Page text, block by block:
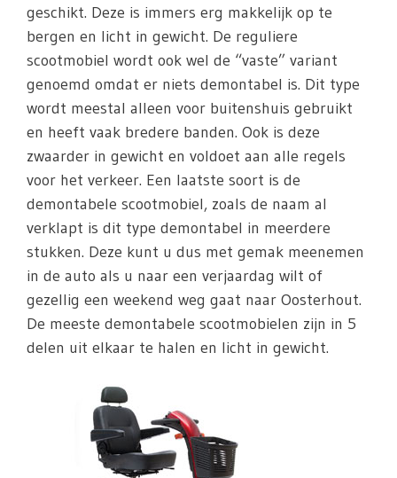
geschikt. Deze is immers erg makkelijk op te
bergen en licht in gewicht. De reguliere
scootmobiel wordt ook wel de “vaste” variant
genoemd omdat er niets demontabel is. Dit type
wordt meestal alleen voor buitenshuis gebruikt
en heeft vaak bredere banden. Ook is deze
zwaarder in gewicht en voldoet aan alle regels
voor het verkeer. Een laatste soort is de
demontabele scootmobiel, zoals de naam al
verklapt is dit type demontabel in meerdere
stukken. Deze kunt u dus met gemak meenemen
in de auto als u naar een verjaardag wilt of
gezellig een weekend weg gaat naar Oosterhout.
De meeste demontabele scootmobielen zijn in 5
delen uit elkaar te halen en licht in gewicht.